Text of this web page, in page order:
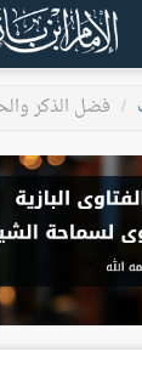
فضل الذكر